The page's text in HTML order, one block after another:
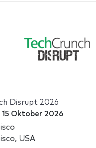
Disrupt 2026
15 Oktober 2026
USA